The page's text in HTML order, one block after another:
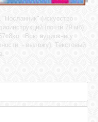
(искусство
(почти 79 мб)
Всю аудиокнигу
- выложу). Текстовый